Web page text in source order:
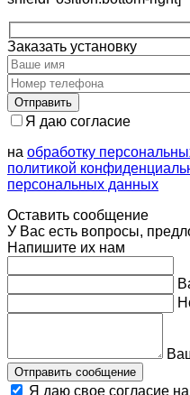
Заказать установку
Я даю согласие
на обработку
политикой
персональных данных
Оставить сообщение
У Вас есть вопросы,
Напишите их нам
Отправить сообщение
Я даю свое согласие